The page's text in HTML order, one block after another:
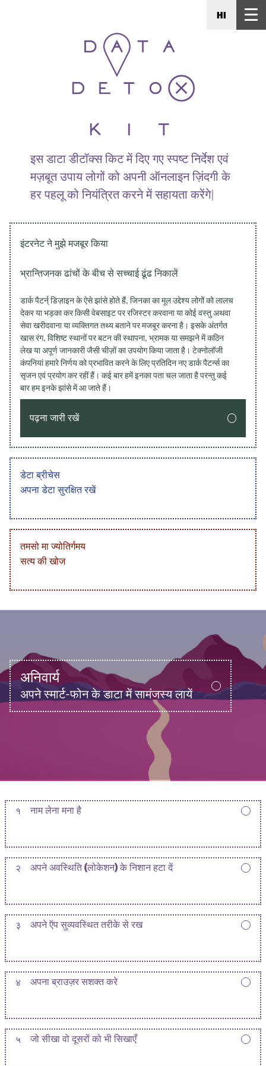
HI
इस डाटा डीटॉक्स किट में दिए गए स्पष्ट निर्देश एवं
मज़बूत उपाय लोगों को अपनी ऑनलाइन ज़िंदगी के
हर पहलू को नियंत्रित करने में सहायता करेंगे|
इंटरनेट ने मुझे मजबूर किया
भ्रान्तिजनक ढांचों के बीच से सच्चाई ढूंढ निकालें
डार्क पैटर्न् डिज़ाइन के ऐसे झांसे होते हैं, जिनका का मूल उद्देश्य लोगों को लालच
देकर या भड़का कर किसी वेबसाइट पर रजिस्टर करवाना या कोई वस्तु अथवा
सेवा खरीदवाना या व्यक्तिगत तथ्य बताने पर मजबूर करना है। इसके अंतर्गत
खास रंग, विशिष्ट स्थानों पर बटन की स्थापना, भ्रामक या समझने में कठिन
लेख या अपूर्ण जानकारी जैसी चीज़ों का उपयोग किया जाता है। टेक्नोलॉजी
कंपनियां हमारे निर्णय को प्रभावित करने के लिए प्रतिदिन नए डार्क पैटर्न्स का
सृजन एवं प्रयोग कर रहीं हैं। कई बार हमें इनका पता चल जाता है परन्तु कई
बार हम इनके झांसे में आ जाते हैं।
पढ़ना जारी रखें
डेटा ब्रीचेस
अपना डेटा सुरक्षित रखें
तमसो मा ज्योतिर्गमय
सत्य की खोज
अनिवार्य
अपने स्मार्ट-फोन के डाटा में सामंजस्य लायें
१ नाम लेना मना है
२ अपने अवस्थिति (लोकेशन) के निशान हटा दें
३ अपने ऍप सुव्यवस्थित तरीके से रख
४ अपना ब्राउज़र सशक्त करे
५ जो सीखा वो दूसरों को भी सिखाएँ